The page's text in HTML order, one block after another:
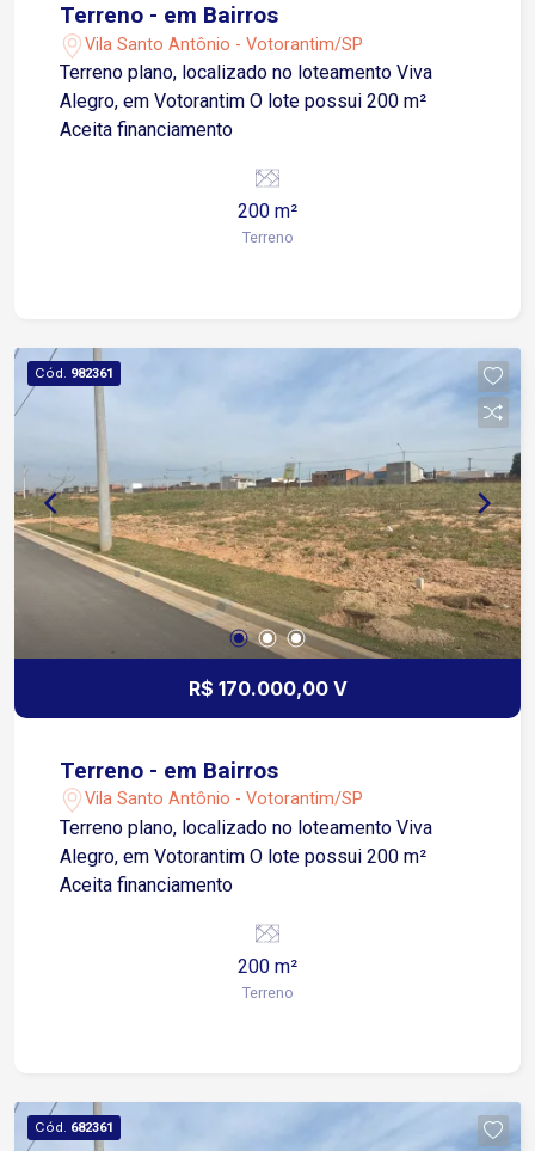
Terreno - em Bairros
Vila Santo Antônio - Votorantim/SP
Terreno plano, localizado no loteamento Viva
Alegro, em Votorantim O lote possui 200 m²
Aceita financiamento
200 m²
Terreno
Cód. 982361
R$ 170.000,00 V
Terreno - em Bairros
Vila Santo Antônio - Votorantim/SP
Terreno plano, localizado no loteamento Viva
Alegro, em Votorantim O lote possui 200 m²
Aceita financiamento
200 m²
Terreno
Cód. 682361